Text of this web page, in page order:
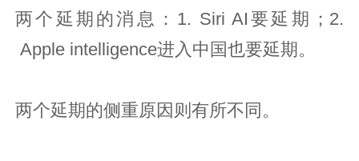
两个延期的消息：1. Siri AI要延期；2.
Apple intelligence进入中国也要延期。
两个延期的侧重原因则有所不同。